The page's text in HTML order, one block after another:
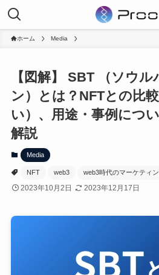
ホーム Media
【図解】 SBT （ソウ
ン）とは？NFTとの比
い）、用途・事例につ
解説
Media
NFT web3 web3時代のマーケティ
2023年10月2日 2023年12月17日